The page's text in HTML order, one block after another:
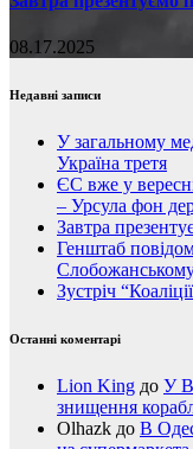
08.17.2025
Недавні записи
У загальному
Україна третя
ЄС вже у
– Урсула фон
Завтра
Генштаб
Зустріч
Останні коментарі
Lion King до У
знищення
Olhazk до В